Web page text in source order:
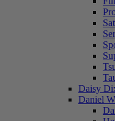
Daisy
Daniel